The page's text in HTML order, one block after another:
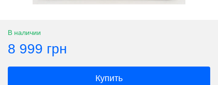
В наличии
8 999 грн
Купить